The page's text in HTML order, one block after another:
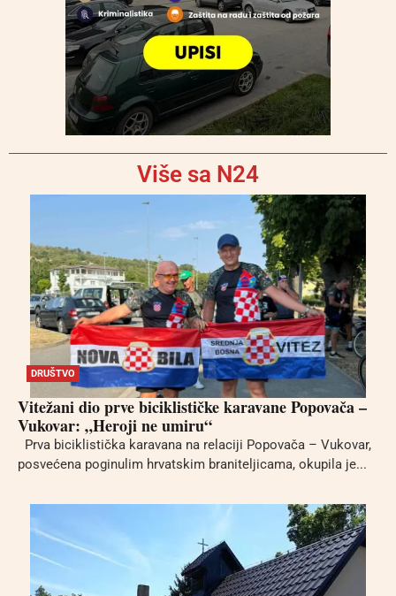
Više sa N24
DRUŠTVO
Vitežani dio prve biciklističke karavane Popovača –
Vukovar: „Heroji ne umiru“
Prva biciklistička karavana na relaciji Popovača – Vukovar,
posvećena poginulim hrvatskim braniteljicama, okupila je...